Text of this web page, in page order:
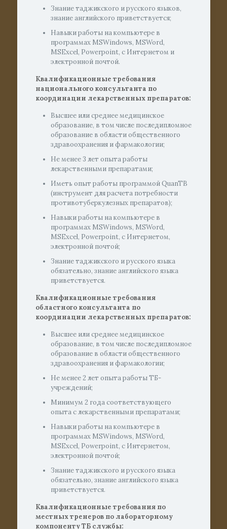
Знание таджикского и русского языков,
знание английского приветствуется;
Навыки работы на компьютере в
программах MSWindows, MSWord,
MSExcel, Powerpoint, с Интернетом и
электронной почтой.
Квалификационные требования
национального консультанта по
координации лекарственных препаратов:
Высшее или среднее медицинское
образование, в том числе последипломное
образование в области общественного
здравоохранения и фармакологии;
Не менее 3 лет опыта работы
лекарственными препаратами;
Иметь опыт работы программой QuanTB
(инструмент для расчета потребности
противотуберкулезных препаратов);
Навыки работы на компьютере в
программах MSWindows, MSWord,
MSExcel, Powerpoint, с Интернетом,
электронной почтой;
Знание таджикского и русского языка
обязательно, знание английского языка
приветствуется.
Квалификационные требования
областного консультанта по
координации лекарственных препаратов:
Высшее или среднее медицинское
образование, в том числе последипломное
образование в области общественного
здравоохранения и фармакологии;
Не менее 2 лет опыта работы ТБ-
учреждений;
Минимум 2 года соответствующего
опыта с лекарственными препаратами;
Навыки работы на компьютере в
программах MSWindows, MSWord,
MSExcel, Powerpoint, с Интернетом,
электронной почтой;
Знание таджикского и русского языка
обязательно, знание английского языка
приветствуется.
Квалификационные требования по
местныхтренеровпо лабораторному
компоненту ТБ службы: